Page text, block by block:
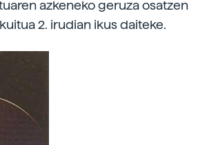
azkeneko geruza osatzen
2. irudian ikus daiteke.